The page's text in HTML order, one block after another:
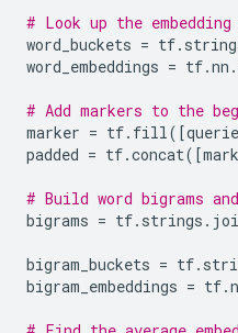
# Look up the
word_buckets = tf.
word_embeddings = tf.nn .
# Add markers to the
marker = tf. fill ([
padded = tf.concat([
# Build word bigrams
bigrams = tf. strings .
bigram_buckets = tf.
bigram_embeddings = tf.